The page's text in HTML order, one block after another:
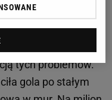
bólu. Ale
tych problemów.
gola po stałym